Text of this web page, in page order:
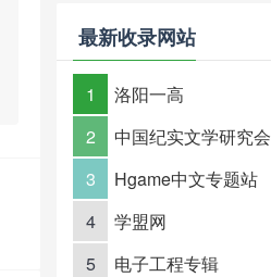
最新收录网站
1
洛阳一高
2
中国纪实文学研究会
3
Hgame中文专题站
4
学盟网
5
电子工程专辑